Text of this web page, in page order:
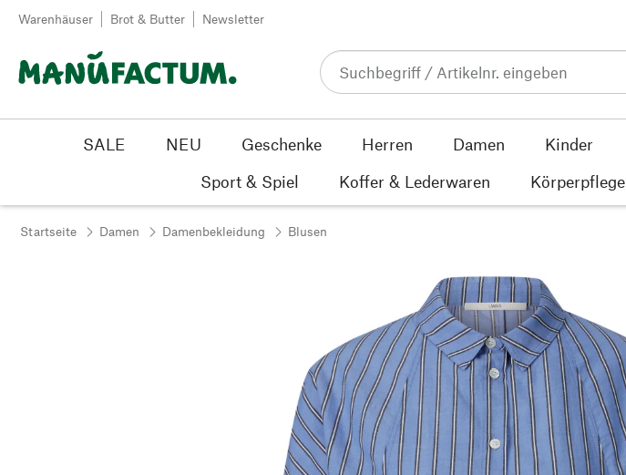
Zum Inhalt springen
Warenhäuser Brot & Butter Newsletter
SALE NEU Geschenke Herren Damen Kinder
Sport & Spiel
Koffer & Lederwaren Körperpflege
Startseite Damen Damenbekleidung Blusen